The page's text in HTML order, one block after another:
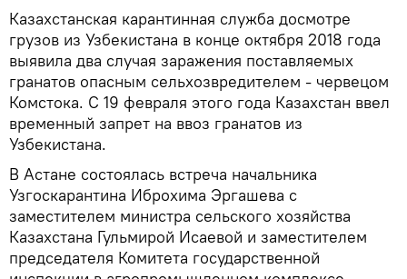
Казахстанская карантинная служба досмотре
грузов из Узбекистана в конце октября 2018 года
выявила два случая заражения поставляемых
гранатов опасным сельхозвредителем - червецом
Комстока. С 19 февраля этого года Казахстан ввел
временный запрет на ввоз гранатов из
Узбекистана.
В Астане состоялась встреча начальника
Узгоскарантина Иброхима Эргашева с
заместителем министра сельского хозяйства
Казахстана Гульмирой Исаевой и заместителем
председателя Комитета государственной